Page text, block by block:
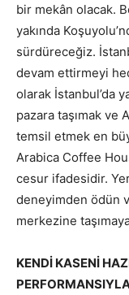
bir mekân olacak.
yakında
sürdüreceğiz.
devam ettirmeyi
olarak İstanbul’da
pazara taşımak ve
temsil etmek en
Arabica Coffee
cesur ifadesidir.
deneyimden ödün
merkezine
KENDİ KASENİ